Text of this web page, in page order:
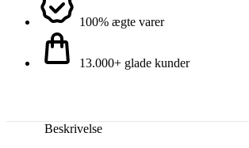
100% ægte varer
13.000+ glade kunder
Beskrivelse